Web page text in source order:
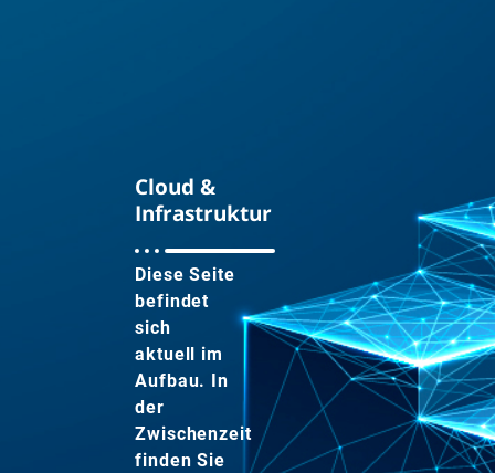
Cloud &
Infrastruktur
Diese Seite
befindet
sich
aktuell im
Aufbau. In
der
Zwischenzeit
finden Sie